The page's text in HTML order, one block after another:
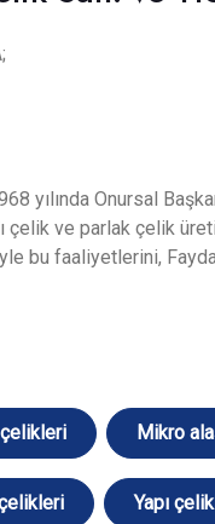
yılında Onursal
çelik ve parlak çelik
bu faaliyetlerini,
Mikro
Yapı